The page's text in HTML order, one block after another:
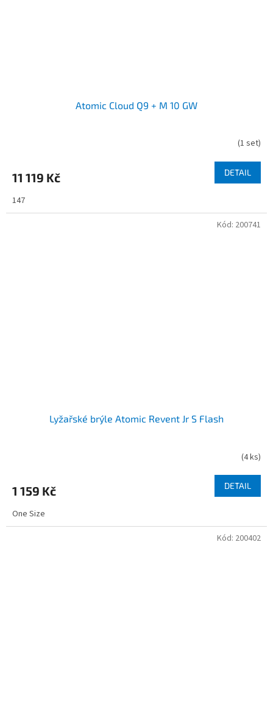
Atomic Cloud Q9 + M 10 GW
(1 set)
11 119 Kč DETAIL
147
Lyžařské brýle Atomic Revent Jr S Flash
(4 ks)
1 159 Kč DETAIL
One Size
Kód: 200741
Kód: 200402